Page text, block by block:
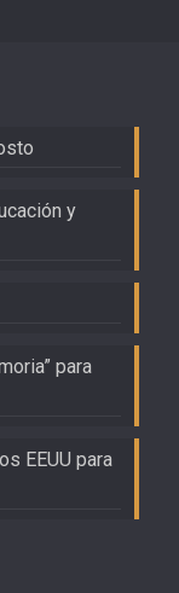
y
para
EEUU para